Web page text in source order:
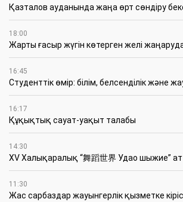
Қазталов ауданында жаңа өрт сөндіру
18:00
Жарты ғасыр жүгін көтерген желі
16:45
Студенттік өмір: білім, белсенділік және
16:17
Құқықтық сауат-уақыт талабы
14:30
XV Халықаралық “舞蹈世界 Удао шыжие”
11:30
Жас сарбаздар жауынгерлік қызметке